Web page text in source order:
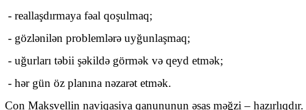
- reallaşdırmaya fəal qoşulmaq;
- gözlənilən problemlərə uyğunlaşmaq;
- uğurları təbii şəkildə görmək və qeyd etmək;
- hər gün öz planına nəzarət etmək.
Con Maksvellin naviqasiya qanununun əsas məğzi – hazırlıqdır.